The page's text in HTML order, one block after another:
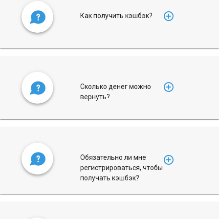
Как получить кэшбэк? add_circle_outline
Сколько денег можно
вернуть?
add_circle_outline
Обязательно ли мне
регистрироваться, чтобы
получать кэшбэк?
add_circle_outline